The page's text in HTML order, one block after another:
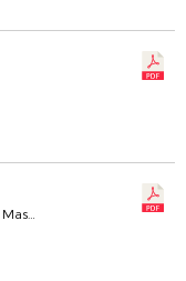
Commission Gestion des Compétitions Jeunes Masculins